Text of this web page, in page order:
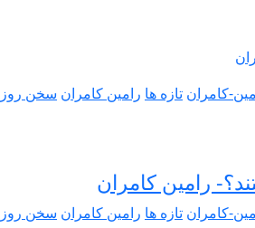
کامران تازه ها رامین کامران سخن روز
رامین کامران
کامران تازه ها رامین کامران سخن روز